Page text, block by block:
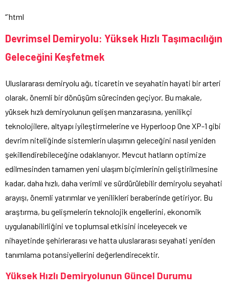
“`html
Devrimsel Demiryolu: Yüksek Hızlı Taşımacılığın
Geleceğini Keşfetmek
Uluslararası demiryolu ağı, ticaretin ve seyahatin hayati bir arteri
olarak, önemli bir dönüşüm sürecinden geçiyor. Bu makale,
yüksek hızlı demiryolunun gelişen manzarasına, yenilikçi
teknolojilere, altyapı iyileştirmelerine ve Hyperloop One XP-1 gibi
devrim niteliğinde sistemlerin ulaşımın geleceğini nasıl yeniden
şekillendirebileceğine odaklanıyor. Mevcut hatların optimize
edilmesinden tamamen yeni ulaşım biçimlerinin geliştirilmesine
kadar, daha hızlı, daha verimli ve sürdürülebilir demiryolu seyahati
arayışı, önemli yatırımlar ve yenilikleri beraberinde getiriyor. Bu
araştırma, bu gelişmelerin teknolojik engellerini, ekonomik
uygulanabilirliğini ve toplumsal etkisini inceleyecek ve
nihayetinde şehirlerarası ve hatta uluslararası seyahati yeniden
tanımlama potansiyellerini değerlendirecektir.
Yüksek Hızlı Demiryolunun Güncel Durumu